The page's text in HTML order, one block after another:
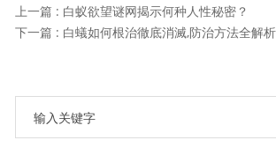
上一篇 : 白蚁欲望谜网揭示何种人性秘密？
下一篇 : 白蟻如何根治徹底消滅,防治方法全解析